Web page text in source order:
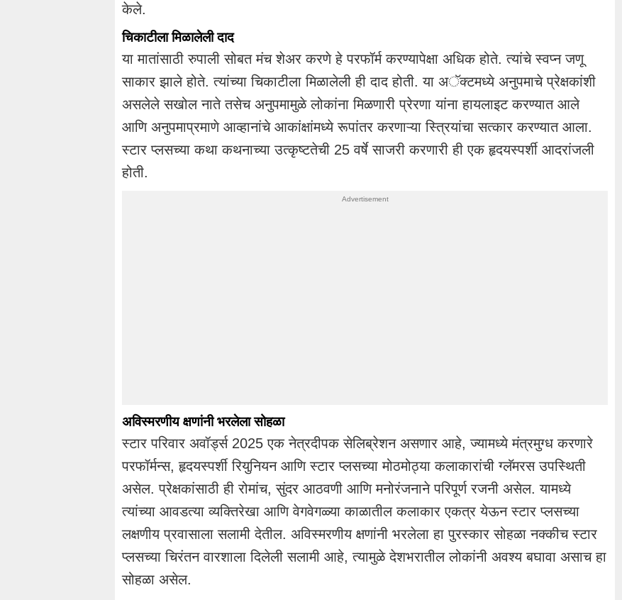
केले.
चिकाटीला मिळालेली दाद
या मातांसाठी रुपाली सोबत मंच शेअर करणे हे परफॉर्म करण्यापेक्षा अधिक होते. त्यांचे स्वप्न जणू
साकार झाले होते. त्यांच्या चिकाटीला मिळालेली ही दाद होती. या अॅक्टमध्ये अनुपमाचे प्रेक्षकांशी
असलेले सखोल नाते तसेच अनुपमामुळे लोकांना मिळणारी प्रेरणा यांना हायलाइट करण्यात आले
आणि अनुपमाप्रमाणे आव्हानांचे आकांक्षांमध्ये रूपांतर करणाऱ्या स्त्रियांचा सत्कार करण्यात आला.
स्टार प्लसच्या कथा कथनाच्या उत्कृष्टतेची 25 वर्षे साजरी करणारी ही एक हृदयस्पर्शी आदरांजली
होती.
अविस्मरणीय क्षणांनी भरलेला सोहळा
स्टार परिवार अवॉर्ड्स 2025 एक नेत्रदीपक सेलिब्रेशन असणार आहे, ज्यामध्ये मंत्रमुग्ध करणारे
परफॉर्मन्स, हृदयस्पर्शी रियुनियन आणि स्टार प्लसच्या मोठमोठ्या कलाकारांची ग्लॅमरस उपस्थिती
असेल. प्रेक्षकांसाठी ही रोमांच, सुंदर आठवणी आणि मनोरंजनाने परिपूर्ण रजनी असेल. यामध्ये
त्यांच्या आवडत्या व्यक्तिरेखा आणि वेगवेगळ्या काळातील कलाकार एकत्र येऊन स्टार प्लसच्या
लक्षणीय प्रवासाला सलामी देतील. अविस्मरणीय क्षणांनी भरलेला हा पुरस्कार सोहळा नक्कीच स्टार
प्लसच्या चिरंतन वारशाला दिलेली सलामी आहे, त्यामुळे देशभरातील लोकांनी अवश्य बघावा असाच हा
सोहळा असेल.